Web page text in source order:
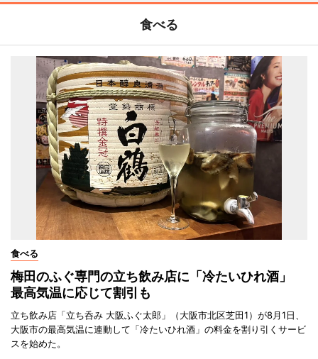
食べる
食べる
梅田のふぐ専門の立ち飲み店に「冷たいひれ酒」
最高気温に応じて割引も
立ち飲み店「立ち呑み 大阪ふぐ太郎」（大阪市北区芝田1）が8月1日、
大阪市の最高気温に連動して「冷たいひれ酒」の料金を割り引くサービ
スを始めた。